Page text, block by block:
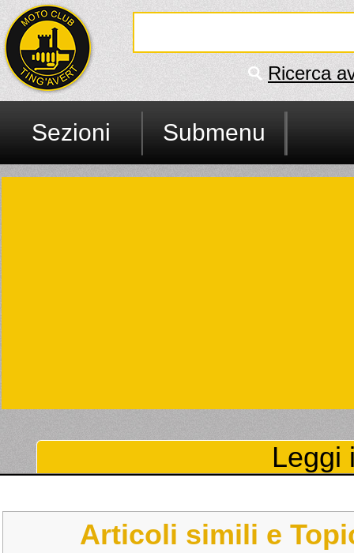
Ricerca
Sezioni Submenu
Leggi
Articoli simili e